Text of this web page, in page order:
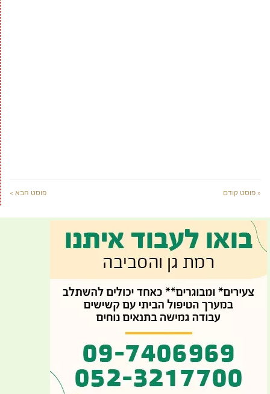
« פוסט קודם פוסט הבא »